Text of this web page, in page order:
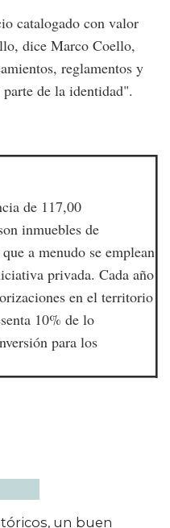
catalogado con valor
dice Marco Coello,
reglamentos y
parte de la identidad".
de 117,00
inmuebles de
a menudo se emplean
privada. Cada año
en el territorio
10% de lo
para los
un buen